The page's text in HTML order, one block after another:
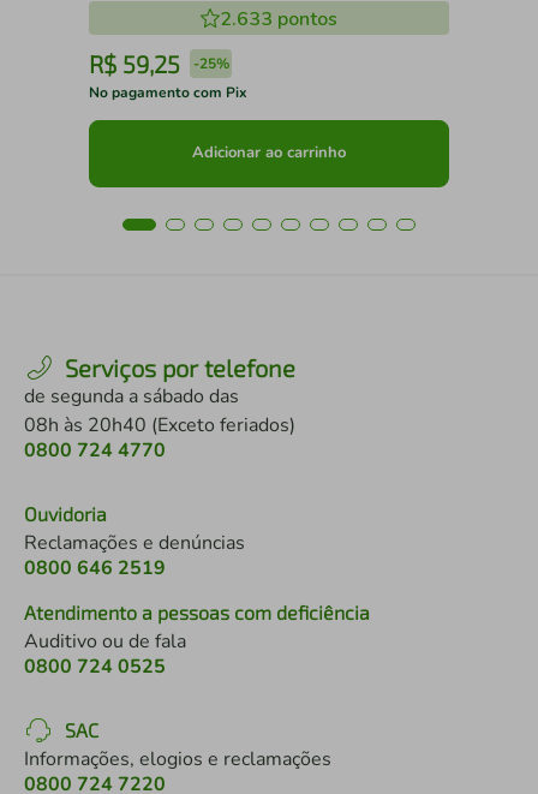
2.633 pontos
R$ 59,25 -25%
No pagamento com Pix
Adicionar ao carrinho
Serviços por telefone
de segunda a sábado das
08h às 20h40 (Exceto feriados)
0800 724 4770
Ouvidoria
Reclamações e denúncias
0800 646 2519
Atendimento a pessoas com deficiência
Auditivo ou de fala
0800 724 0525
SAC
Informações, elogios e reclamações
0800 724 7220